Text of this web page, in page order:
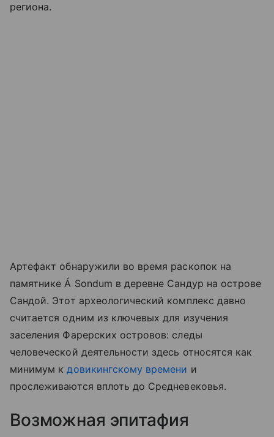
региона.
Артефакт обнаружили во время раскопок на
памятнике Á Sondum в деревне Сандур на острове
Сандой. Этот археологический комплекс давно
считается одним из ключевых для изучения
заселения Фарерских островов: следы
человеческой деятельности здесь относятся как
минимум кдовикингскому времени и
прослеживаются вплоть до Средневековья.
Возможная эпитафия